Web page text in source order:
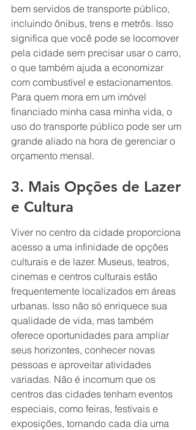
bem servidos de transporte público,
incluindo ônibus, trens e metrôs. Isso
significa que você pode se locomover
pela cidade sem precisar usar o carro,
o que também ajuda a economizar
com combustível e estacionamentos.
Para quem mora em um imóvel
financiado minha casa minha vida, o
uso do transporte público pode ser um
grande aliado na hora de gerenciar o
orçamento mensal.
3. Mais Opções de Lazer
e Cultura
Viver no centro da cidade proporciona
acesso a uma infinidade de opções
culturais e de lazer. Museus, teatros,
cinemas e centros culturais estão
frequentemente localizados em áreas
urbanas. Isso não só enriquece sua
qualidade de vida, mas também
oferece oportunidades para ampliar
seus horizontes, conhecer novas
pessoas e aproveitar atividades
variadas. Não é incomum que os
centros das cidades tenham eventos
especiais, como feiras, festivais e
exposições, tornando cada dia uma